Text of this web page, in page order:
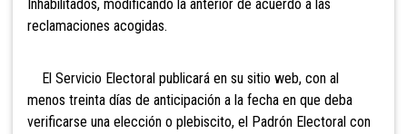
Inhabilitados, modificando la anterior de acuerdo a las
reclamaciones acogidas.
El Servicio Electoral publicará en su sitio web, con al
menos treinta días de anticipación a la fecha en que deba
verificarse una elección o plebiscito, el Padrón Electoral con